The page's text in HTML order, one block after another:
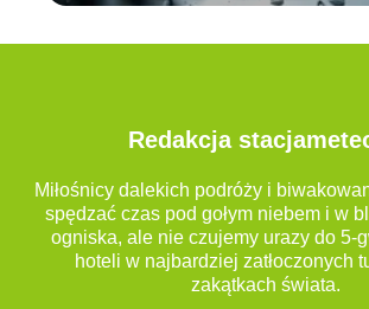
Redakcja
Miłośnicy dalekich podróży i
spędzać czas pod gołym niebem i w
ogniska, ale nie czujemy urazy do 5-
hoteli w najbardziej zatłoczonych
zakątkach świata.